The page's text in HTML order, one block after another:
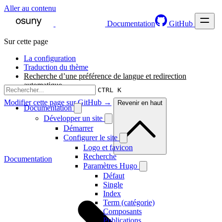
Aller au contenu
Documentation
GitHub
CTRL K
Documentation
Développer un site
Démarrer
Configurer le site
Logo et favicon
Recherche
Paramètres Hugo
Défaut
Single
Index
Term (catégorie)
Composants
Publications
Sur cette page
La configuration
Traduction du thème
Recherche d’une préférence de langue et redirection
automatique
Modifier cette page sur GitHub → Revenir en haut
Documentation